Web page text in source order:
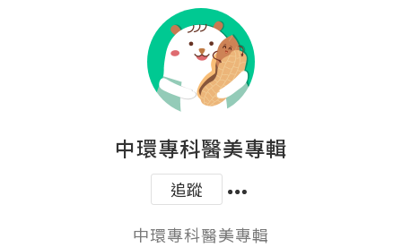
中環專科醫美專輯
追蹤
中環專科醫美專輯